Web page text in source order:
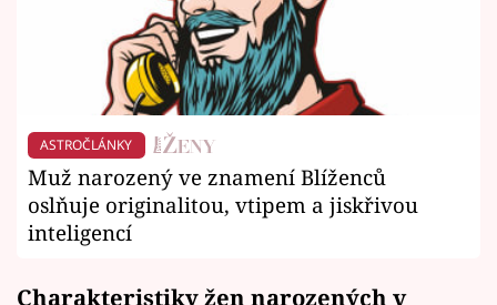
ASTROČLÁNKY
Muž narozený ve znamení Blíženců
oslňuje originalitou, vtipem a jiskřivou
inteligencí
Charakteristiky žen narozených v